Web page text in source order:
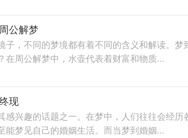
公解梦
子，不同的梦境都有着不同的含义和解读。梦
在周公解梦中，水壶代表着财富和物质...
现
感兴趣的话题之一。在梦中，人们往往会经历
能梦见自己的婚姻生活。而当梦到婚姻...